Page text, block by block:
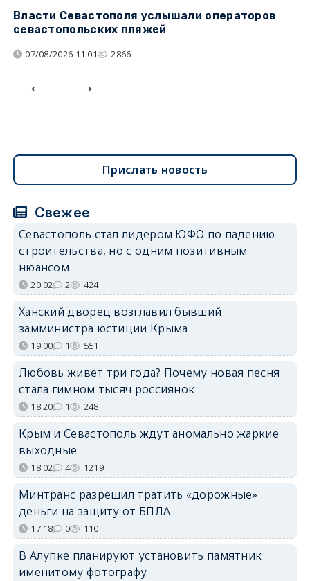
Власти Севастополя услышали операторов
севастопольских пляжей
07/08/2026 11:01 2866
Прислать новость
Свежее
Севастополь стал лидером ЮФО по падению
строительства, но с одним позитивным
нюансом
20:02 2 424
Ханский дворец возглавил бывший
замминистра юстиции Крыма
19:00 1 551
Любовь живёт три года? Почему новая песня
стала гимном тысяч россиянок
18:20 1 248
Крым и Севастополь ждут аномально жаркие
выходные
18:02 4 1219
Минтранс разрешил тратить «дорожные»
деньги на защиту от БПЛА
17:18 0 110
В Алупке планируют установить памятник
именитому фотографу